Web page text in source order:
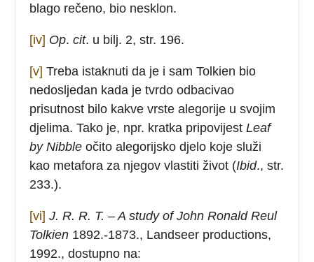
blago rečeno, bio nesklon.
[iv] Op.cit. u bilj. 2, str. 196.
[v] Treba istaknuti da je i sam Tolkien bio
nedosljedan kada je tvrdo odbacivao
prisutnost bilo kakve vrste alegorije u svojim
djelima. Tako je, npr. kratka pripovijestLeaf
by Nibbleočito alegorijsko djelo koje služi
kao metafora za njegov vlastiti život (Ibid., str.
233.).
[vi] J. R. R. T. –A study of John Ronald Reul
Tolkien 1892.-1873., Landseer productions,
1992., dostupno na: